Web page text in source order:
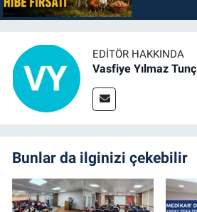
EDITÖR HAKKINDA
Vasfiye Yılmaz Tunç
Bunlar da ilginizi çekebilir